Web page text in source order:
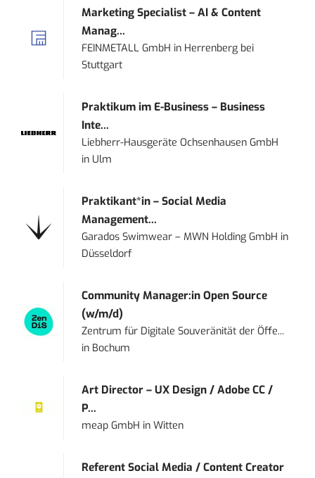
Marketing Specialist – AI & Content
Manag...
FEINMETALL GmbH in Herrenberg bei
Stuttgart
Praktikum im E-Business – Business
Inte...
Liebherr-Hausgeräte Ochsenhausen GmbH
in Ulm
Praktikant*in – Social Media
Management...
Garados Swimwear – MWN Holding GmbH in
Düsseldorf
Community Manager:in Open Source
(w/m/d)
Zentrum für Digitale Souveränität der Öffe...
in Bochum
Art Director – UX Design / Adobe CC /
P...
meap GmbH inWitten
Referent Social Media / Content Creator